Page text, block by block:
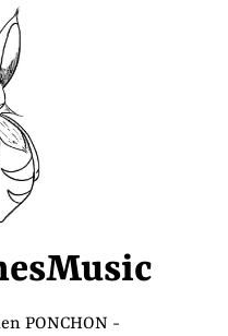
PONCHON